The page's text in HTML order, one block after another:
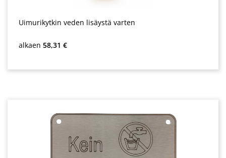
Uimurikytkin veden lisäystä varten
Normaali hinta:
alkaen 58,31 €